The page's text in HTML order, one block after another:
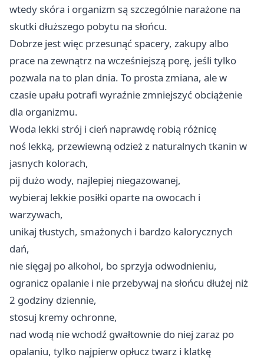
wtedy skóra i organizm są szczególnie narażone na
skutki dłuższego pobytu na słońcu.
Dobrze jest więc przesunąć spacery, zakupy albo
prace na zewnątrz na wcześniejszą porę, jeśli tylko
pozwala na to plan dnia. To prosta zmiana, ale w
czasie upału potrafi wyraźnie zmniejszyć obciążenie
dla organizmu.
Woda lekki strój i cień naprawdę robią różnicę
noś lekką, przewiewną odzież z naturalnych tkanin w
jasnych kolorach,
pij dużo wody, najlepiej niegazowanej,
wybieraj lekkie posiłki oparte na owocach i
warzywach,
unikaj tłustych, smażonych i bardzo kalorycznych
dań,
nie sięgaj po alkohol, bo sprzyja odwodnieniu,
ogranicz opalanie i nie przebywaj na słońcu dłużej niż
2 godziny dziennie,
stosuj kremy ochronne,
nad wodą nie wchodź gwałtownie do niej zaraz po
opalaniu, tylko najpierw opłucz twarz i klatkę